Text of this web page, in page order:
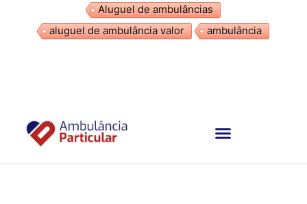
Aluguel de ambulâncias
aluguel de ambulância valor
ambulância